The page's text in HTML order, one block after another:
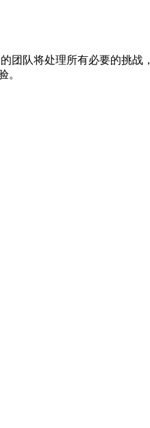
团队将处理所有必要的挑战，
。